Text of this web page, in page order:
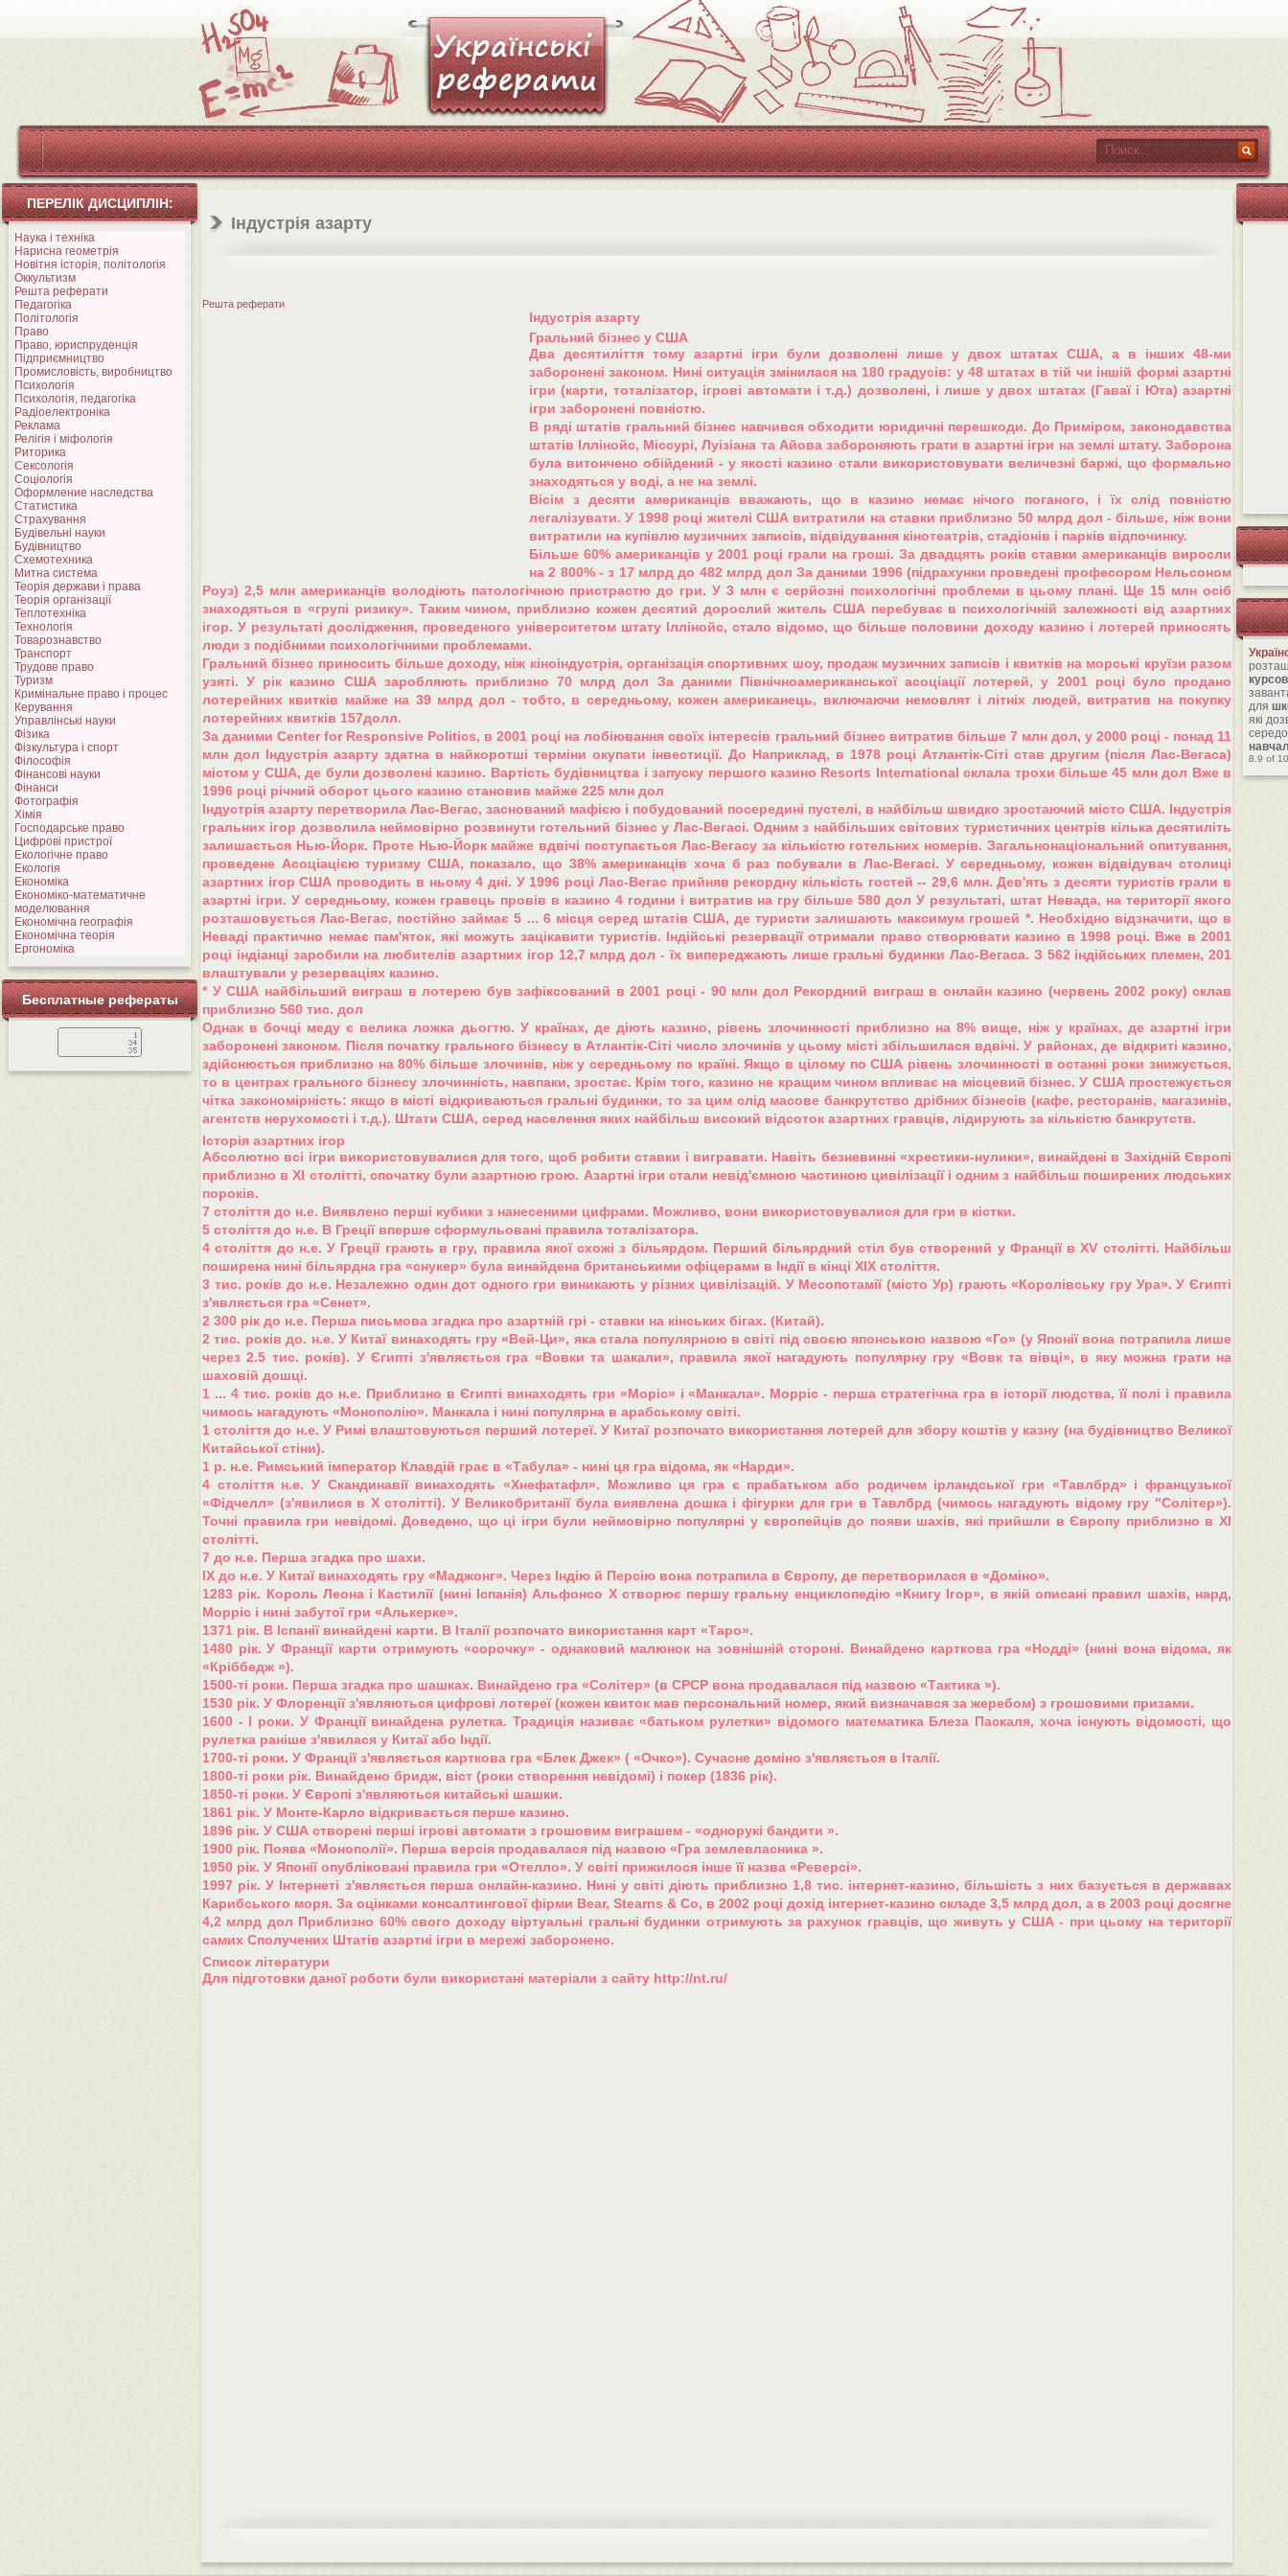
ПЕРЕЛІК ДИСЦИПЛІН:
Наука і техніка
Нарисна геометрія
Новітня історія, політологія
Оккультизм
Решта реферати
Педагогіка
Політологія
Право
Право, юриспруденція
Підприємництво
Промисловість, виробництво
Психологія
Психологія, педагогіка
Радіоелектроніка
Реклама
Релігія і міфологія
Риторика
Сексологія
Соціологія
Оформление наследства
Статистика
Страхування
Будівельні науки
Будівництво
Схемотехника
Митна система
Теорія держави і права
Теорія організації
Теплотехніка
Технологія
Товарознавство
Транспорт
Трудове право
Туризм
Кримінальне право і процес
Керування
Управлінські науки
Фізика
Фізкультура і спорт
Філософія
Фінансові науки
Фінанси
Фотографія
Хімія
Господарське право
Цифрові пристрої
Екологічне право
Екологія
Економіка
Економіко-математичне
моделювання
Економічна географія
Економічна теорія
Ергономіка
Бесплатные рефераты
Індустрія азарту
Решта реферати
Індустрія азарту
Гральний бізнес у США
Два десятиліття тому азартні ігри були дозволені лише у двох штатах США, а в інших 48-ми
заборонені законом. Нині ситуація змінилася на 180 градусів: у 48 штатах в тій чи іншій формі азартні
ігри (карти, тоталізатор, ігрові автомати і т.д.) дозволені, і лише у двох штатах (Гаваї і Юта) азартні
ігри заборонені повністю.
В ряді штатів гральний бізнес навчився обходити юридичні перешкоди. До Приміром, законодавства
штатів Іллінойс, Міссурі, Луізіана та Айова забороняють грати в азартні ігри на землі штату. Заборона
була витончено обійдений - у якості казино стали використовувати величезні баржі, що формально
знаходяться у воді, а не на землі.
Вісім з десяти американців вважають, що в казино немає нічого поганого, і їх слід повністю
легалізувати. У 1998 році жителі США витратили на ставки приблизно 50 млрд дол - більше, ніж вони
витратили на купівлю музичних записів, відвідування кінотеатрів, стадіонів і парків відпочинку.
Більше 60% американців у 2001 році грали на гроші. За двадцять років ставки американців виросли
на 2 800% - з 17 млрд до 482 млрд дол За даними 1996 (підрахунки проведені професором Нельсоном
Роуз) 2,5 млн американців володіють патологічною пристрастю до гри. У 3 млн є серйозні психологічні проблеми в цьому плані. Ще 15 млн осіб
знаходяться в «групі ризику». Таким чином, приблизно кожен десятий дорослий житель США перебуває в психологічній залежності від азартних
ігор. У результаті дослідження, проведеного університетом штату Іллінойс, стало відомо, що більше половини доходу казино і лотерей приносять
люди з подібними психологічними проблемами.
Гральний бізнес приносить більше доходу, ніж кіноіндустрія, організація спортивних шоу, продаж музичних записів і квитків на морські круїзи разом
узяті. У рік казино США заробляють приблизно 70 млрд дол За даними Північноамериканської асоціації лотерей, у 2001 році було продано
лотерейних квитків майже на 39 млрд дол - тобто, в середньому, кожен американець, включаючи немовлят і літніх людей, витратив на покупку
лотерейних квитків 157долл.
За даними Center for Responsive Politics, в 2001 році на лобіювання своїх інтересів гральний бізнес витратив більше 7 млн дол, у 2000 році - понад 11
млн дол Індустрія азарту здатна в найкоротші терміни окупати інвестиції. До Наприклад, в 1978 році Атлантік-Сіті став другим (після Лас-Вегаса)
містом у США, де були дозволені казино. Вартість будівництва і запуску першого казино Resorts International склала трохи більше 45 млн дол Вже в
1996 році річний оборот цього казино становив майже 225 млн дол
Індустрія азарту перетворила Лас-Вегас, заснований мафією і побудований посередині пустелі, в найбільш швидко зростаючий місто США. Індустрія
гральних ігор дозволила неймовірно розвинути готельний бізнес у Лас-Вегасі. Одним з найбільших світових туристичних центрів кілька десятиліть
залишається Нью-Йорк. Проте Нью-Йорк майже вдвічі поступається Лас-Вегасу за кількістю готельних номерів. Загальнонаціональний опитування,
проведене Асоціацією туризму США, показало, що 38% американців хоча б раз побували в Лас-Вегасі. У середньому, кожен відвідувач столиці
азартних ігор США проводить в ньому 4 дні. У 1996 році Лас-Вегас прийняв рекордну кількість гостей -- 29,6 млн. Дев'ять з десяти туристів грали в
азартні ігри. У середньому, кожен гравець провів в казино 4 години і витратив на гру більше 580 дол У результаті, штат Невада, на території якого
розташовується Лас-Вегас, постійно займає 5 ... 6 місця серед штатів США, де туристи залишають максимум грошей *. Необхідно відзначити, що в
Неваді практично немає пам'яток, які можуть зацікавити туристів. Індійські резервації отримали право створювати казино в 1998 році. Вже в 2001
році індіанці заробили на любителів азартних ігор 12,7 млрд дол - їх випереджають лише гральні будинки Лас-Вегаса. З 562 індійських племен, 201
влаштували у резерваціях казино.
* У США найбільший виграш в лотерею був зафіксований в 2001 році - 90 млн дол Рекордний виграш в онлайн казино (червень 2002 року) склав
приблизно 560 тис. дол
Однак в бочці меду є велика ложка дьогтю. У країнах, де діють казино, рівень злочинності приблизно на 8% вище, ніж у країнах, де азартні ігри
заборонені законом. Після початку грального бізнесу в Атлантік-Сіті число злочинів у цьому місті збільшилася вдвічі. У районах, де відкриті казино,
здійснюється приблизно на 80% більше злочинів, ніж у середньому по країні. Якщо в цілому по США рівень злочинності в останні роки знижується,
то в центрах грального бізнесу злочинність, навпаки, зростає. Крім того, казино не кращим чином впливає на місцевий бізнес. У США простежується
чітка закономірність: якщо в місті відкриваються гральні будинки, то за цим слід масове банкрутство дрібних бізнесів (кафе, ресторанів, магазинів,
агентств нерухомості і т.д.). Штати США, серед населення яких найбільш високий відсоток азартних гравців, лідирують за кількістю банкрутств.
Історія азартних ігор
Абсолютно всі ігри використовувалися для того, щоб робити ставки і вигравати. Навіть безневинні «хрестики-нулики», винайдені в Західній Європі
приблизно в XI столітті, спочатку були азартною грою. Азартні ігри стали невід'ємною частиною цивілізації і одним з найбільш поширених людських
пороків.
7 століття до н.е. Виявлено перші кубики з нанесеними цифрами. Можливо, вони використовувалися для гри в кістки.
5 століття до н.е. В Греції вперше сформульовані правила тоталізатора.
4 століття до н.е. У Греції грають в гру, правила якої схожі з більярдом. Перший більярдний стіл був створений у Франції в XV столітті. Найбільш
поширена нині більярдна гра «снукер» була винайдена британськими офіцерами в Індії в кінці XIX століття.
3 тис. років до н.е. Незалежно один дот одного гри виникають у різних цивілізацій. У Месопотамії (місто Ур) грають «Королівську гру Ура». У Єгипті
з'являється гра «Сенет».
2 300 рік до н.е. Перша письмова згадка про азартній грі - ставки на кінських бігах. (Китай).
2 тис. років до. н.е. У Китаї винаходять гру «Вей-Ци», яка стала популярною в світі під своєю японською назвою «Го» (у Японії вона потрапила лише
через 2.5 тис. років). У Єгипті з'являється гра «Вовки та шакали», правила якої нагадують популярну гру «Вовк та вівці», в яку можна грати на
шаховій дошці.
1 ... 4 тис. років до н.е. Приблизно в Єгипті винаходять гри «Моріс» і «Манкала». Морріс - перша стратегічна гра в історії людства, її полі і правила
чимось нагадують «Монополію». Манкала і нині популярна в арабському світі.
1 століття до н.е. У Римі влаштовуються перший лотереї. У Китаї розпочато використання лотерей для збору коштів у казну (на будівництво Великої
Китайської стіни).
1 р. н.е. Римський імператор Клавдій грає в «Табула» - нині ця гра відома, як «Нарди».
4 століття н.е. У Скандинавії винаходять «Хнефатафл». Можливо ця гра є прабатьком або родичем ірландської гри «Тавлбрд» і французької
«Фідчелл» (з'явилися в Х столітті). У Великобританії була виявлена дошка і фігурки для гри в Тавлбрд (чимось нагадують відому гру "Солітер»).
Точні правила гри невідомі. Доведено, що ці ігри були неймовірно популярні у європейців до появи шахів, які прийшли в Європу приблизно в XI
столітті.
7 до н.е. Перша згадка про шахи.
IХ до н.е. У Китаї винаходять гру «Маджонг». Через Індію й Персію вона потрапила в Європу, де перетворилася в «Доміно».
1283 рік. Король Леона і Кастилії (нині Іспанія) Альфонсо Х створює першу гральну енциклопедію «Книгу Ігор», в якій описані правил шахів, нард,
Морріс і нині забутої гри «Алькерке».
1371 рік. В Іспанії винайдені карти. В Італії розпочато використання карт «Таро».
1480 рік. У Франції карти отримують «сорочку» - однаковий малюнок на зовнішній стороні. Винайдено карткова гра «Нодді» (нині вона відома, як
«Кріббедж »).
1500-ті роки. Перша згадка про шашках. Винайдено гра «Солітер» (в СРСР вона продавалася під назвою «Тактика »).
1530 рік. У Флоренції з'являються цифрові лотереї (кожен квиток мав персональний номер, який визначався за жеребом) з грошовими призами.
1600 - І роки. У Франції винайдена рулетка. Традиція називає «батьком рулетки» відомого математика Блеза Паскаля, хоча існують відомості, що
рулетка раніше з'явилася у Китаї або Індії.
1700-ті роки. У Франції з'являється карткова гра «Блек Джек» ( «Очко»). Сучасне доміно з'являється в Італії.
1800-ті роки рік. Винайдено бридж, віст (роки створення невідомі) і покер (1836 рік).
1850-ті роки. У Європі з'являються китайські шашки.
1861 рік. У Монте-Карло відкривається перше казино.
1896 рік. У США створені перші ігрові автомати з грошовим виграшем - «однорукі бандити ».
1900 рік. Поява «Монополії». Перша версія продавалася під назвою «Гра землевласника ».
1950 рік. У Японії опубліковані правила гри «Отелло». У світі прижилося інше її назва «Реверсі».
1997 рік. У Інтернеті з'являється перша онлайн-казино. Нині у світі діють приблизно 1,8 тис. інтернет-казино, більшість з них базується в державах
Карибського моря. За оцінками консалтингової фірми Bear, Stearns & Co, в 2002 році дохід інтернет-казино складе 3,5 млрд дол, а в 2003 році досягне
4,2 млрд дол Приблизно 60% свого доходу віртуальні гральні будинки отримують за рахунок гравців, що живуть у США - при цьому на території
самих Сполучених Штатів азартні ігри в мережі заборонено.
Список літератури
Для підготовки даної роботи були використані матеріали з сайту http://nt.ru/
для
які
8.9 of 10